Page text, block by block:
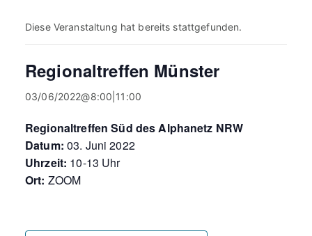
Diese Veranstaltung hat bereits stattgefunden.
Regionaltreffen Münster
03/06/2022@8:00 11:00
Regionaltreffen Süd des Alphanetz NRW
Datum: 03. Juni 2022
Uhrzeit: 10-13 Uhr
Ort: ZOOM